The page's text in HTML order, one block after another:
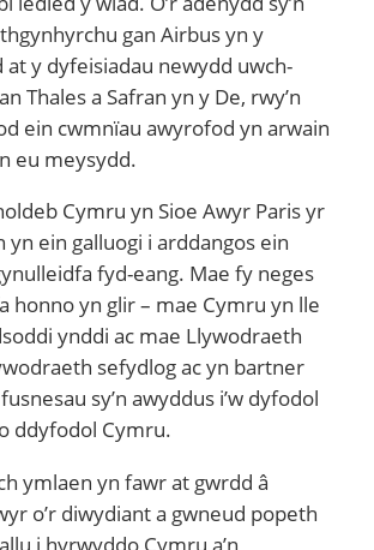
gan Airbus yn y
at y dyfeisiadau newydd uwch-
Thales a Safran yn y De, rwy’n
ein cwmnïau awyrofod yn arwain
eu meysydd.
Cymru yn Sioe Awyr Paris yr
yn ein galluogi i arddangos ein
fyd-eang. Mae fy neges
honno yn glir – mae Cymru yn lle
ynddi ac mae Llywodraeth
sefydlog ac yn bartner
sy’n awyddus i’w dyfodol
ddyfodol Cymru.
ymlaen yn fawr at gwrdd â
o’r diwydiant a gwneud popeth
i hyrwyddo Cymru a’n